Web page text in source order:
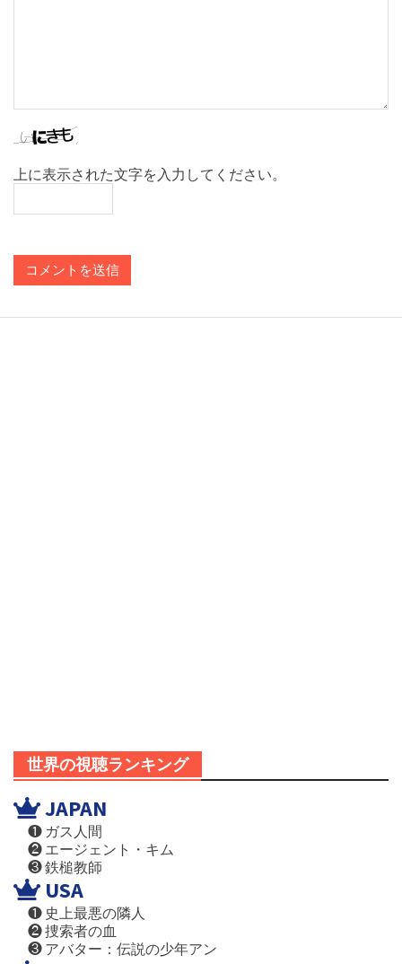
上に表示された文字を入力してください。
世界の視聴ランキング
JAPAN
❶ ガス人間
❷ エージェント・キム
❸ 鉄槌教師
USA
❶ 史上最悪の隣人
❷ 捜索者の血
❸ アバター：伝説の少年アン